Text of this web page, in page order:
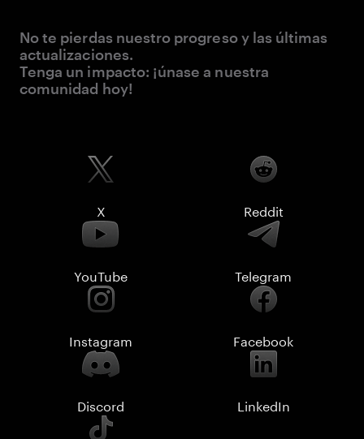
No te pierdas nuestro progreso y las últimas
actualizaciones.
Tenga un impacto: ¡únase a nuestra
comunidad hoy!
X Reddit
YouTube Telegram
Instagram Facebook
Discord LinkedIn